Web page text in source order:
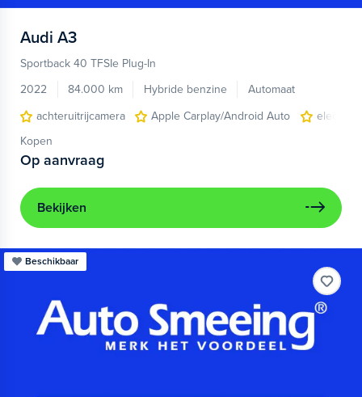
Audi A3
Sportback 40 TFSIe Plug-In
2022
84.000 km Hybride benzine
Automaat
achteruitrijcamera
Apple Carplay/Android Auto
Kopen
Op aanvraag
Bekijken
Beschikbaar